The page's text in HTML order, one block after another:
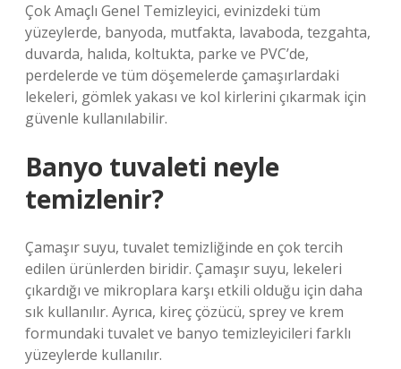
Çok Amaçlı Genel Temizleyici, evinizdeki tüm
yüzeylerde, banyoda, mutfakta, lavaboda, tezgahta,
duvarda, halıda, koltukta, parke ve PVC’de,
perdelerde ve tüm döşemelerde çamaşırlardaki
lekeleri, gömlek yakası ve kol kirlerini çıkarmak için
güvenle kullanılabilir.
Banyo tuvaleti neyle
temizlenir?
Çamaşır suyu, tuvalet temizliğinde en çok tercih
edilen ürünlerden biridir. Çamaşır suyu, lekeleri
çıkardığı ve mikroplara karşı etkili olduğu için daha
sık kullanılır. Ayrıca, kireç çözücü, sprey ve krem ​​
formundaki tuvalet ve banyo temizleyicileri farklı
yüzeylerde kullanılır.